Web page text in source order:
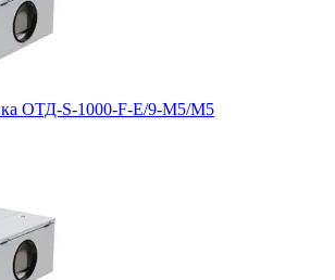
ОТД-S-1000-F-E/9-M5/M5